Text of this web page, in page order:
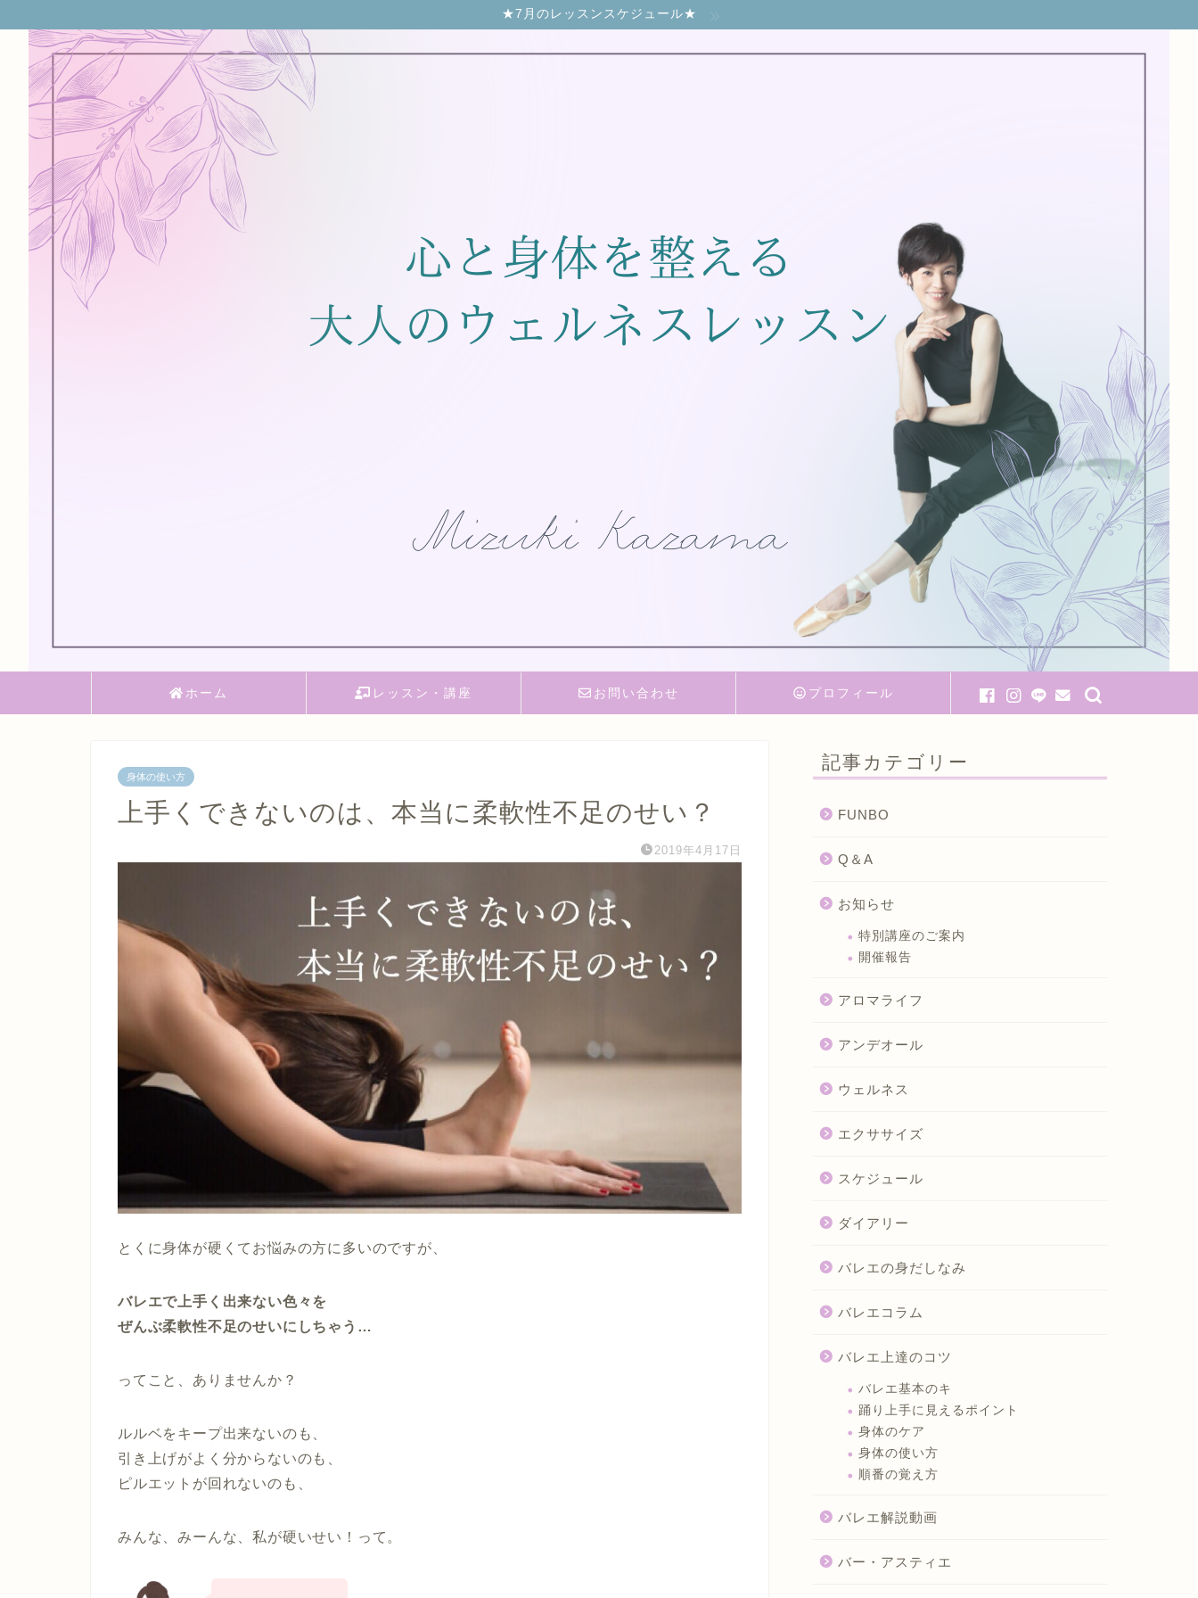
★7月のレッスンスケジュール★
ホーム レッスン・講座 お問い合わせ プロフィール
身体の使い方
上手くできないのは、本当に柔軟性不足のせい？
2019年4月17日
とくに身体が硬くてお悩みの方に多いのですが、
バレエで上手く出来ない色々を
ぜんぶ柔軟性不足のせいにしちゃう…
ってこと、ありませんか？
ルルベをキープ出来ないのも、
引き上げがよく分からないのも、
ピルエットが回れないのも、
みんな、みーんな、私が硬いせい！って。
記事カテゴリー
FUNBO
Q＆A
お知らせ
特別講座のご案内
開催報告
アロマライフ
アンデオール
ウェルネス
エクササイズ
スケジュール
ダイアリー
バレエの身だしなみ
バレエコラム
バレエ上達のコツ
バレエ基本のキ
踊り上手に見えるポイント
身体のケア
身体の使い方
順番の覚え方
バレエ解説動画
バー・アスティエ